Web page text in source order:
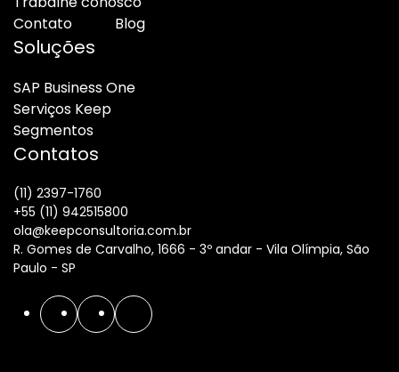
Contato
Blog
Soluções
SAP Business One
Serviços Keep
Segmentos
Contatos
(11) 2397-1760
+55 (11) 942515800
ola@keepconsultoria.com.br
R. Gomes de Carvalho, 1666 - 3º andar - Vila Olímpia, São
Paulo - SP